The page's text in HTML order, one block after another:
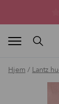
Hjem / Lantz